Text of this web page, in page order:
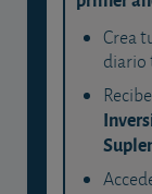
Crea
diario